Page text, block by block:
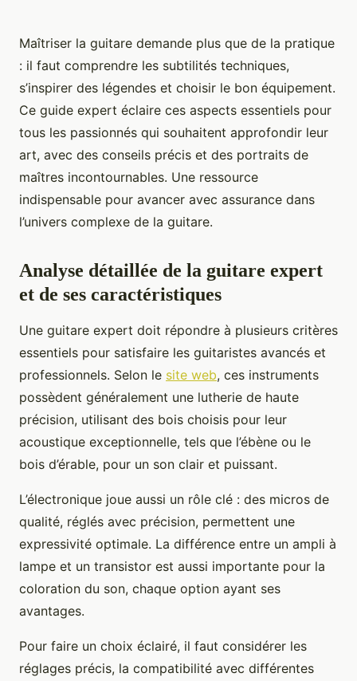
Maîtriser la guitare demande plus que de la pratique
: il faut comprendre les subtilités techniques,
s’inspirer des légendes et choisir le bon équipement.
Ce guide expert éclaire ces aspects essentiels pour
tous les passionnés qui souhaitent approfondir leur
art, avec des conseils précis et des portraits de
maîtres incontournables. Une ressource
indispensable pour avancer avec assurance dans
l’univers complexe de la guitare.
Analyse détaillée de la guitare expert
et de ses caractéristiques
Une guitare expert doit répondre à plusieurs critères
essentiels pour satisfaire les guitaristes avancés et
professionnels. Selon le site web, ces instruments
possèdent généralement une lutherie de haute
précision, utilisant des bois choisis pour leur
acoustique exceptionnelle, tels que l’ébène ou le
bois d’érable, pour un son clair et puissant.
L’électronique joue aussi un rôle clé : des micros de
qualité, réglés avec précision, permettent une
expressivité optimale. La différence entre un ampli à
lampe et un transistor est aussi importante pour la
coloration du son, chaque option ayant ses
avantages.
Pour faire un choix éclairé, il faut considérer les
réglages précis, la compatibilité avec différentes